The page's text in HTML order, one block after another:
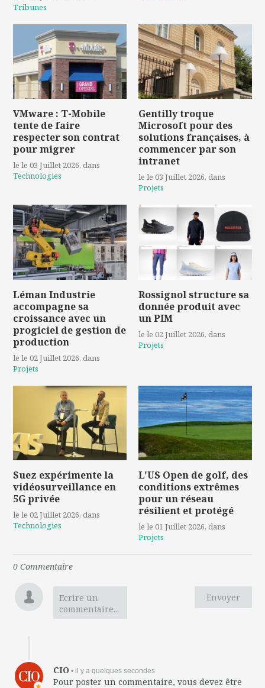
Tribunes
VMware : T-Mobile
tente de faire
respecter son contrat
pour migrer
le le 03 Juillet 2026, dans
Technologies
Gentilly troque
Microsoft pour des
solutions françaises, à
commencer par son
intranet
le le 03 Juillet 2026, dans
Projets
Léman Industrie
accompagne sa
croissance avec un
progiciel de gestion de
production
le le 02 Juillet 2026, dans
Projets
Rossignol structure sa
donnée produit avec
un PIM
le le 02 Juillet 2026, dans
Projets
Suez expérimente la
vidéosurveillance en
5G privée
le le 02 Juillet 2026, dans
Technologies
L'US Open de golf, des
conditions extrêmes
pour un réseau
résilient et protégé
le le 01 Juillet 2026, dans
Projets
0 Commentaire
Envoyer
Ecrire un
commentaire...
CIO • il y a quelques secondes
Pour poster un commentaire, vous devez être